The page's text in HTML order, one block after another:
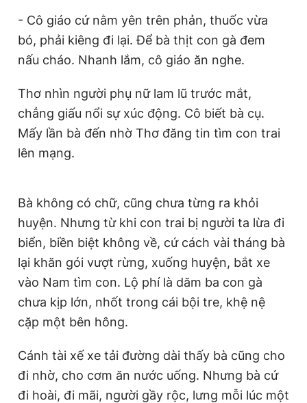
- Cô giáo cứ nằm yên trên phản, thuốc vừa
bó, phải kiêng đi lại. Để bà thịt con gà đem
nấu cháo. Nhanh lắm, cô giáo ăn nghe.
Thơ nhìn người phụ nữ lam lũ trước mắt,
chẳng giấu nổi sự xúc động. Cô biết bà cụ.
Mấy lần bà đến nhờ Thơ đăng tin tìm con trai
lên mạng.
Bà không có chữ, cũng chưa từng ra khỏi
huyện. Nhưng từ khi con trai bị người ta lừa đi
biển, biền biệt không về, cứ cách vài tháng bà
lại khăn gói vượt rừng, xuống huyện, bắt xe
vào Nam tìm con. Lộ phí là dăm ba con gà
chưa kịp lớn, nhốt trong cái bội tre, khệ nệ
cặp một bên hông.
Cánh tài xế xe tải đường dài thấy bà cũng cho
đi nhờ, cho cơm ăn nước uống. Nhưng bà cứ
đi hoài, đi mãi, người gầy rộc, lưng mỗi lúc một